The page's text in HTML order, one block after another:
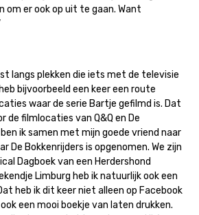
om er ook op uit te gaan. Want
langs plekken die iets met de televisie
bijvoorbeeld een keer een route
waar de serie Bartje gefilmd is. Dat
de filmlocaties van Q&Q en De
ik samen met mijn goede vriend naar
De Bokkenrijders is opgenomen. We zijn
Dagboek van een Herdershond
Limburg heb ik natuurlijk ook een
heb ik dit keer niet alleen op Facebook
een mooi boekje van laten drukken.